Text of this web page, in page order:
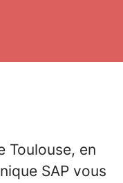
Toulouse, en
SAP vous